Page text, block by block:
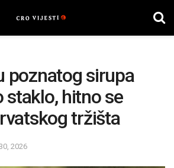
poznatog sirupa
staklo, hitno se
tržišta
2026